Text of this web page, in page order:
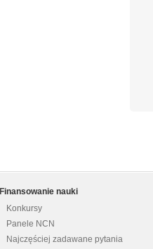
Finansowanie nauki
Konkursy
Panele NCN
Najczęściej zadawane pytania